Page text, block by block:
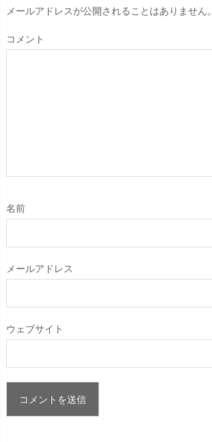
メールアドレスが公開されることはありません。
コメント
名前
メールアドレス
ウェブサイト